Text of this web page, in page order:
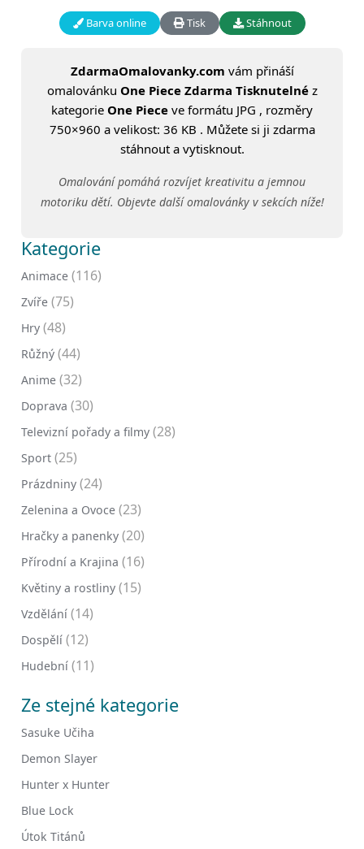
Barva online Tisk Stáhnout
ZdarmaOmalovanky.com vám přináší
omalovánku One Piece Zdarma Tisknutelnéz
kategorie One Piece ve formátu JPG , rozměry
750×960 a velikost: 36 KB . Můžete si ji zdarma
stáhnout a vytisknout.
Omalování pomáhá rozvíjet kreativitu a jemnou
motoriku dětí. Objevte další omalovánky v sekcích níže!
Kategorie
Animace (116)
Zvíře (75)
Hry (48)
Růžný (44)
Anime (32)
Doprava (30)
Televizní pořady a filmy (28)
Sport (25)
Prázdniny (24)
Zelenina a Ovoce (23)
Hračky a panenky (20)
Přírodní a Krajina (16)
Květiny a rostliny (15)
Vzdělání (14)
Dospělí (12)
Hudební (11)
Ze stejné kategorie
Sasuke Učiha
Demon Slayer
Hunter x Hunter
Blue Lock
Útok Titánů